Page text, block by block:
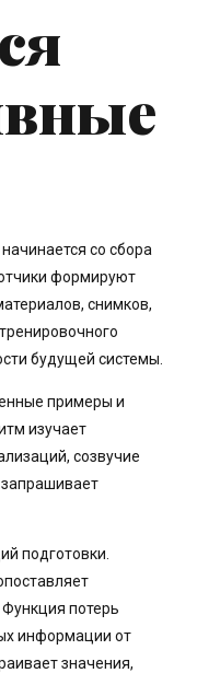
со сбора
формируют
снимков,
будущей системы.
примеры и
изучает
созвучие
подготовки.
потерь
информации от
значения,